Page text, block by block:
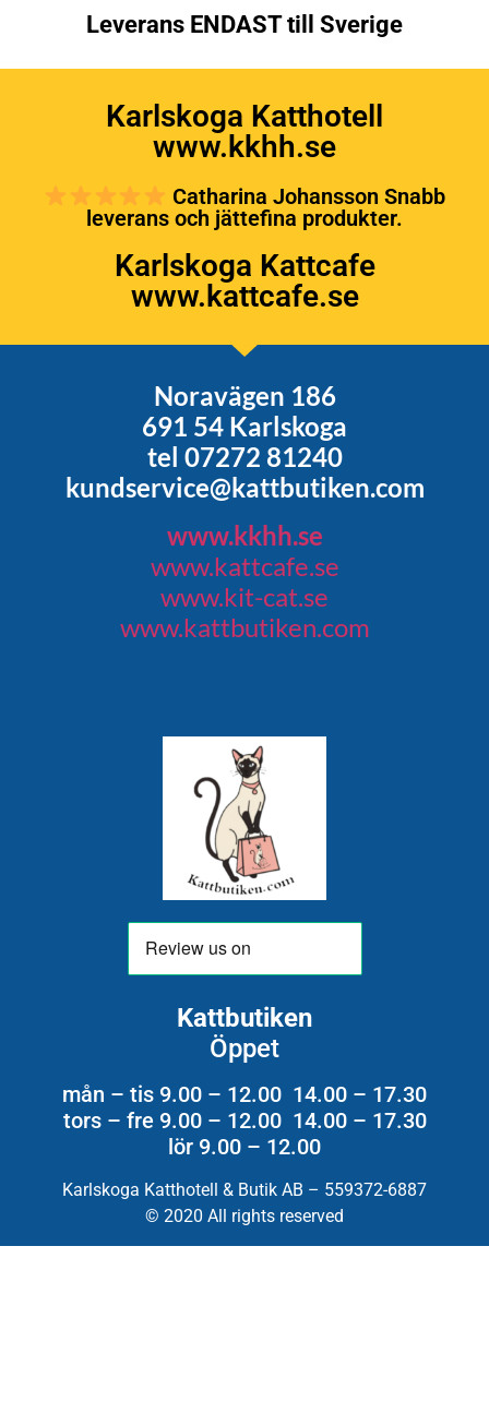
Leverans ENDAST till Sverige
Karlskoga Katthotell
www.kkhh.se
Catharina Johansson Snabb
leverans och jättefina produkter.
Karlskoga Kattcafe
www.kattcafe.se
Noravägen 186
691 54 Karlskoga
tel 07272 81240
kundservice@kattbutiken.com
www.kkhh.se
www.kattcafe.se
www.kit-cat.se
www.kattbutiken.com
Kattbutiken
Öppet
mån – tis 9.00 – 12.00 14.00 – 17.30
tors – fre 9.00 – 12.00 14.00 – 17.30
lör 9.00 – 12.00
Karlskoga Katthotell & Butik AB – 559372-6887
© 2020 All rights reserved